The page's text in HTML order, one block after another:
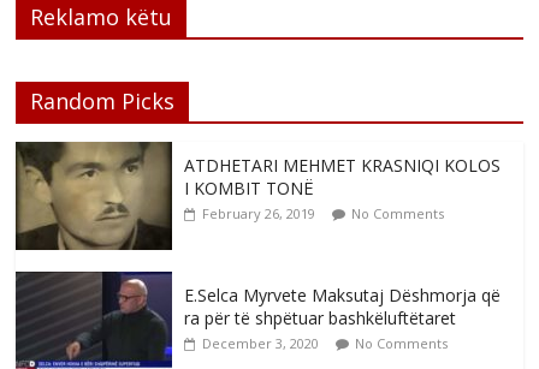
Reklamo këtu
Random Picks
ATDHETARI MEHMET KRASNIQI KOLOS
I KOMBIT TONË
February 26, 2019 No Comments
E.Selca Myrvete Maksutaj Dëshmorja që
ra për të shpëtuar bashkëluftëtaret
December 3, 2020 No Comments